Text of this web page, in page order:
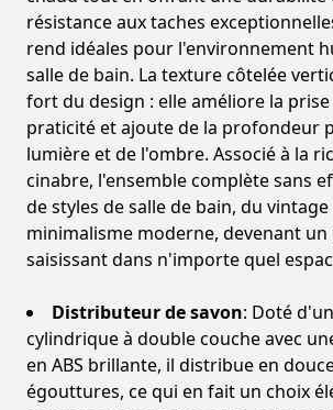
résistance aux taches
rend idéales pour l'environnement
salle de bain. La texture côtelée
fort du design : elle améliore la
praticité et ajoute de la profondeur
lumière et de l'ombre. Associé à la
cinabre, l'ensemble complète sans
de styles de salle de bain, du
minimalisme moderne, devenant
saisissant dans n'importe quel
Distributeur de savon: Doté
cylindrique à double couche avec
en ABS brillante, il distribue en
égouttures, ce qui en fait un choix